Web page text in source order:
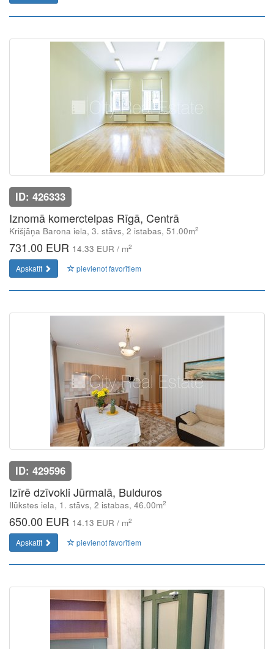
ID: 426333
Iznomā komerctelpas Rīgā, Centrā
Krišjāņa Barona iela, 3. stāvs, 2 istabas, 51.00m2
731.00 EUR 14.33 EUR / m2
Apskatīt pievienot favorītiem
ID: 429596
Izīrē dzīvokli Jūrmalā, Bulduros
Ilūkstes iela, 1. stāvs, 2 istabas, 46.00m2
650.00 EUR 14.13 EUR / m2
Apskatīt pievienot favorītiem